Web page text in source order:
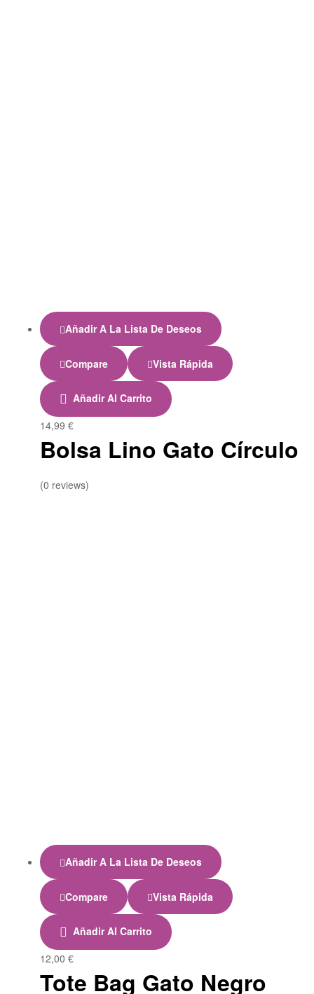
Añadir A La Lista De Deseos
Compare Vista Rápida
Añadir Al Carrito
14,99 €
Bolsa Lino Gato Círculo
(0 reviews)
Añadir A La Lista De Deseos
Compare Vista Rápida
Añadir Al Carrito
12,00 €
Tote Bag Gato Negro